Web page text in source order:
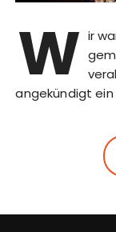
W ir
angekündigt ein